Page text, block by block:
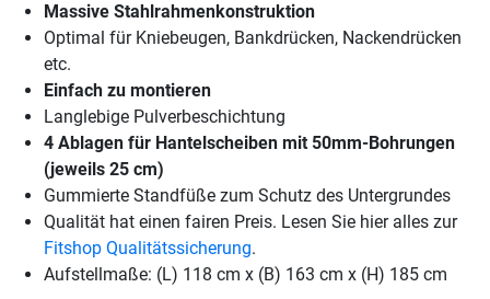
Massive Stahlrahmenkonstruktion
Optimal für Kniebeugen, Bankdrücken, Nackendrücken
etc.
Einfach zu montieren
Langlebige Pulverbeschichtung
4 Ablagen für Hantelscheiben mit 50mm-Bohrungen
(jeweils 25 cm)
Gummierte Standfüße zum Schutz des Untergrundes
Qualität hat einen fairen Preis. Lesen Sie hier alles zur
Fitshop Qualitätssicherung.
Aufstellmaße: (L) 118 cm x (B) 163 cm x (H) 185 cm